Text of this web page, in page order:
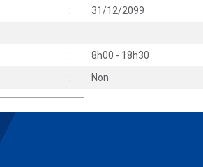
:
31/12/2099
:
:
8h00 - 18h30
: Non